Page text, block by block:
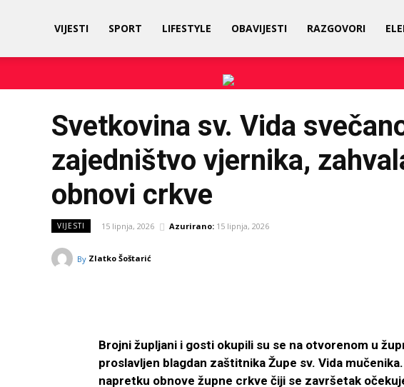
VIJESTI SPORT LIFESTYLE OBAVIJESTI RAZGOVORI
Svetkovina sv. Vida
zajedništvo vjernika,
obnovi crkve
VIJESTI 15 lipnja, 2026 Azurirano: 15 lipnja, 2026
By Zlatko Šoštarić
Brojni župljani i gosti okupili su se na otvorenom u
proslavljen blagdan zaštitnika Župe sv. Vida
napretku obnove župne crkve čiji se završetak